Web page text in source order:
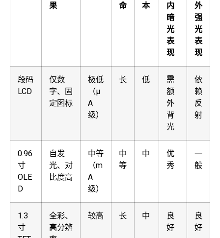
果
命
本
内
暗
光
表
现
外
强
光
表
现
段码
LCD
仅数
字、固
定图标
极低
（μ
A
级）
长 低
需
额
外
背
光
依
赖
反
射
0.96
寸
OLE
D
自发
光、对
比度高
中等
（m
A
级）
中
等
中
优
秀
一
般
1.3
寸
全彩、
高分辨
较高 长 中
良
好
良
好